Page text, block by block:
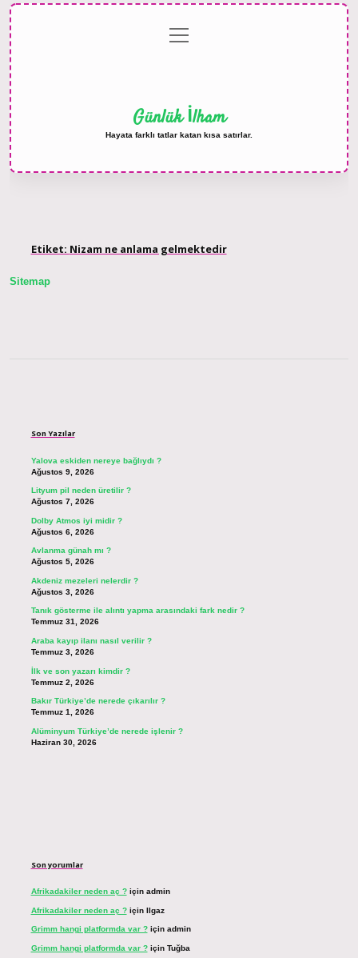
menüyü
aç
Günlük İlham
Hayata farklı tatlar katan kısa satırlar.
Etiket: Nizam ne anlama gelmektedir
Sitemap
Son Yazılar
Yalova eskiden nereye bağlıydı ?
Ağustos 9, 2026
Lityum pil neden üretilir ?
Ağustos 7, 2026
Dolby Atmos iyi midir ?
Ağustos 6, 2026
Avlanma günah mı ?
Ağustos 5, 2026
Akdeniz mezeleri nelerdir ?
Ağustos 3, 2026
Tanık gösterme ile alıntı yapma arasındaki fark nedir ?
Temmuz 31, 2026
Araba kayıp ilanı nasıl verilir ?
Temmuz 3, 2026
İlk ve son yazarı kimdir ?
Temmuz 2, 2026
Bakır Türkiye’de nerede çıkarılır ?
Temmuz 1, 2026
Alüminyum Türkiye’de nerede işlenir ?
Haziran 30, 2026
Son yorumlar
Afrikadakiler neden aç ?için admin
Afrikadakiler neden aç ?için Ilgaz
Grimm hangi platformda var ?için admin
Grimm hangi platformda var ?için Tuğba